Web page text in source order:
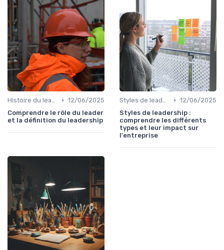
Histoire du leadership • 12/06/2025
Comprendre le rôle du leader
et la définition du leadership
Styles de leadership • 12/06/2025
Styles de leadership :
comprendre les différents
types et leur impact sur
l'entreprise